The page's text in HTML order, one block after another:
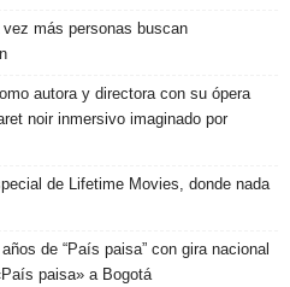
más personas buscan
autora y directora con su ópera
noir inmersivo imaginado por
de Lifetime Movies, donde nada
de “País paisa” con gira nacional
paisa» a Bogotá